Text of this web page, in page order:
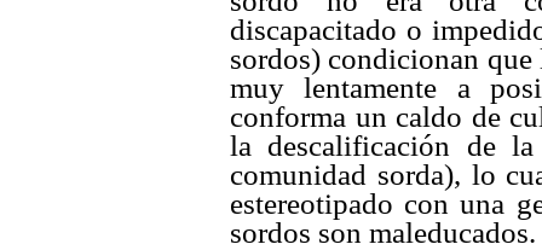
discapacitado o
sordos) condicionan que
muy lentamente a
conforma un caldo de
la descalificación de
comunidad sorda), lo
estereotipado con una
sordos son